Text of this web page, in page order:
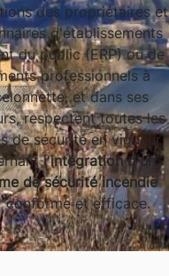
des propriétaires et
d'établissements
du public (ERP) ou de
professionnels à
et dans ses
respectent toutes les
de sécurité en vigueur
l'intégration d'un
de sécurité incendie
conforme et efficace.